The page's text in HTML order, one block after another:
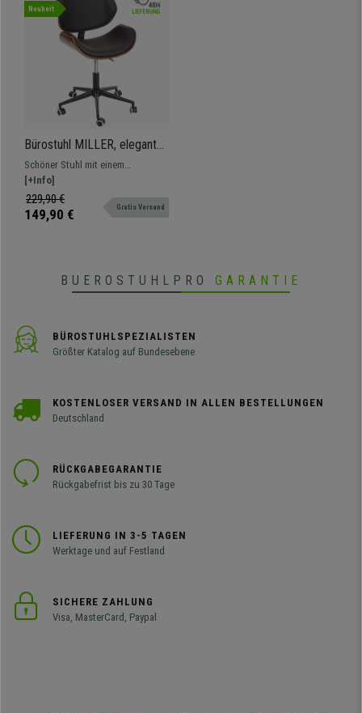
Neuheit
Bürostuhl MILLER, elegantes
Design, Holz in Walnuss-
Optik mit Kunstleder, Farbe
Schwarz
Schöner Stuhl mit einem
einzigartigen Design. Originelle
Sitzschale aus Holz und Sitzfläche
mit hochwertigem Kunstleder.
[+Info]
229,90 €
149,90 € Gratis Versand
BUEROSTUHLPRO GARANTIE
BÜROSTUHLSPEZIALISTEN
Größter Katalog auf Bundesebene
KOSTENLOSER VERSAND IN ALLEN BESTELLUNGEN
Deutschland
RÜCKGABEGARANTIE
Rückgabefrist bis zu 30 Tage
LIEFERUNG IN 3-5 TAGEN
Werktage und auf Festland
SICHERE ZAHLUNG
Visa, MasterCard, Paypal